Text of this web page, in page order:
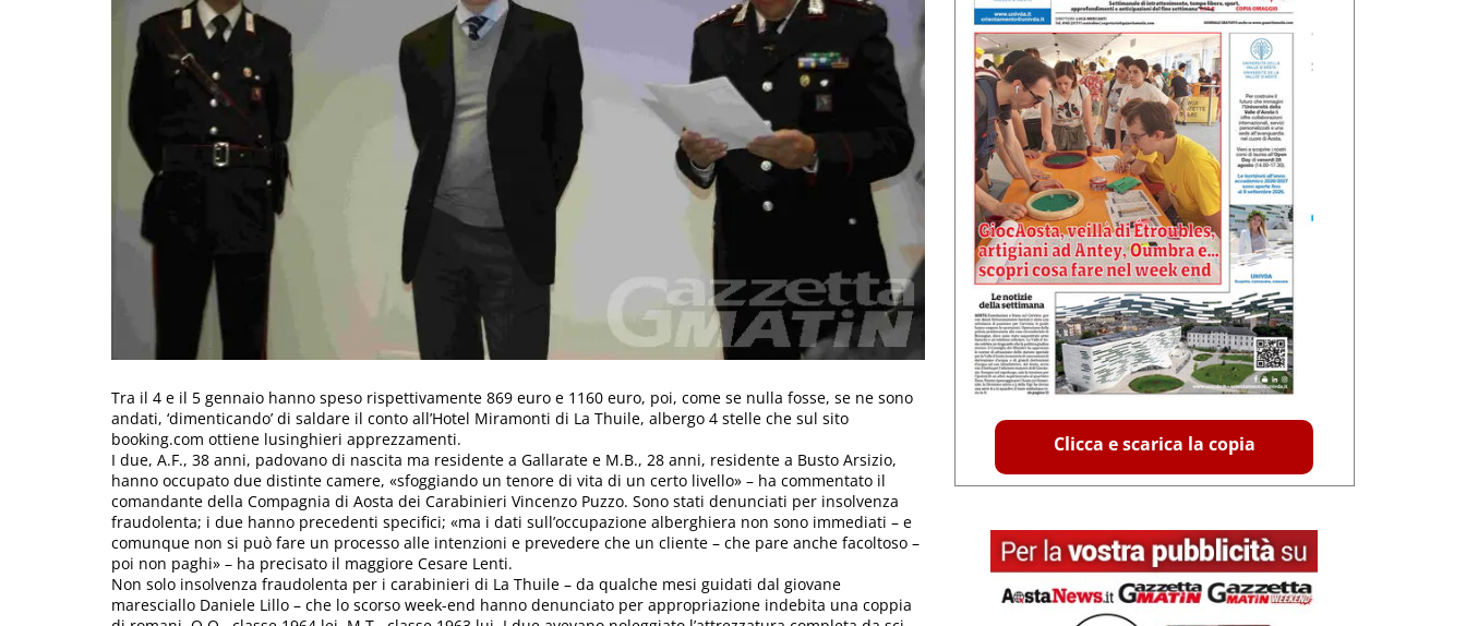
Tra il 4 e il 5 gennaio hanno speso rispettivamente 869 euro e 1160 euro, poi, come se nulla fosse, se ne sono
andati, ‘dimenticando’ di saldare il conto all’Hotel Miramonti di La Thuile, albergo 4 stelle che sul sito
booking.com ottiene lusinghieri apprezzamenti.
I due, A.F., 38 anni, padovano di nascita ma residente a Gallarate e M.B., 28 anni, residente a Busto Arsizio,
hanno occupato due distinte camere, «sfoggiando un tenore di vita di un certo livello» – ha commentato il
comandante della Compagnia di Aosta dei Carabinieri Vincenzo Puzzo. Sono stati denunciati per insolvenza
fraudolenta; i due hanno precedenti specifici; «ma i dati sull’occupazione alberghiera non sono immediati – e
comunque non si può fare un processo alle intenzioni e prevedere che un cliente – che pare anche facoltoso –
poi non paghi» – ha precisato il maggiore Cesare Lenti.
Non solo insolvenza fraudolenta per i carabinieri di La Thuile – da qualche mesi guidati dal giovane
maresciallo Daniele Lillo – che lo scorso week-end hanno denunciato per appropriazione indebita una coppia
Clicca e scarica la copia